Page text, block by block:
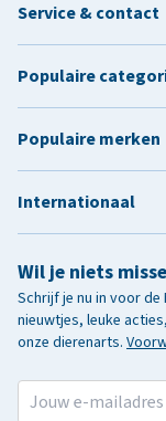
Wil je niets
Schrijf je nu in voor
nieuwtjes, leuke
onze dierenarts.
Service & contact
Populaire
Populaire merken
Internationaal